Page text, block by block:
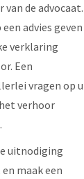
de advocaat.
advies geven
verklaring
Een
vragen op u
verhoor
uitnodiging
maak een